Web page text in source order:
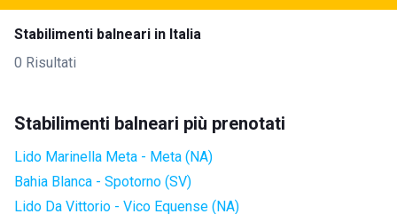
Stabilimenti balneari in Italia
0 Risultati
Stabilimenti balneari più prenotati
Lido Marinella Meta - Meta (NA)
Bahia Blanca - Spotorno (SV)
Lido Da Vittorio - Vico Equense (NA)